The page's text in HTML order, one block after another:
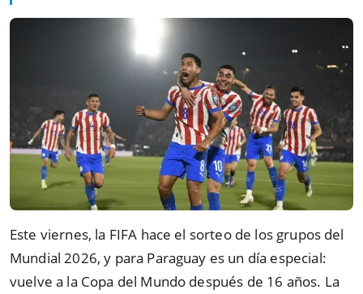
Este viernes, la FIFA hace el sorteo de los grupos del
Mundial 2026, y para Paraguay es un día especial:
vuelve a la Copa del Mundo después de 16 años. La